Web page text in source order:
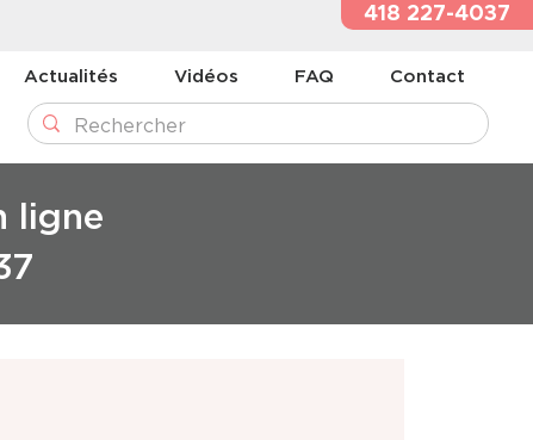
418 227-4037
Actualités Vidéos FAQ Contact
ligne